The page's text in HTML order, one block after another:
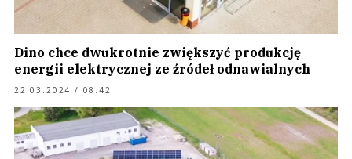
Dino chce dwukrotnie zwiększyć produkcję
energii elektrycznej ze źródeł odnawialnych
22.03.2024 / 08:42